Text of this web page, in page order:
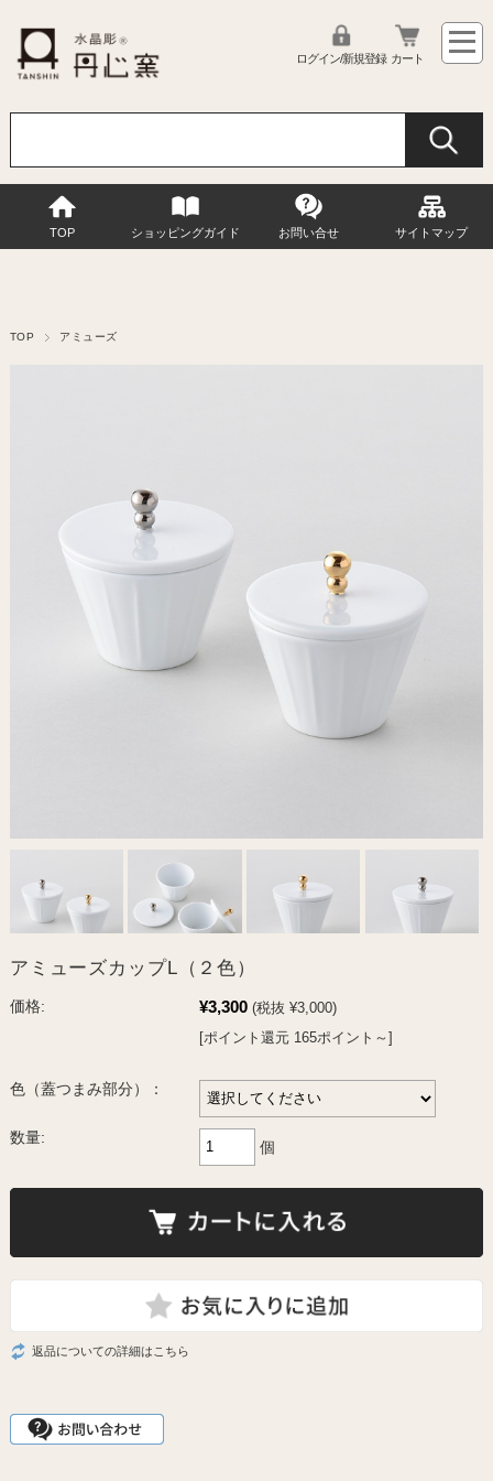
ログイン/新規登録 カート
TOP ショッピングガイド お問い合せ サイトマップ
TOP アミューズ
アミューズカップL（２色）
価格: ¥3,300 (税抜 ¥3,000)
[ポイント還元 165ポイント～]
色（蓋つまみ部分）：
数量:
個
返品についての詳細はこちら